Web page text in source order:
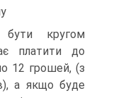
кругом
платити до
12 грошей, (з
а якщо буде